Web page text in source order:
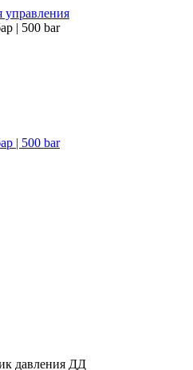
управления
| 500 bar
давления ДД